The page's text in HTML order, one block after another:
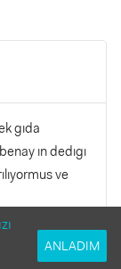
gıda
ın dedıgı
ve
oglum 6
gun araylaANLADIM